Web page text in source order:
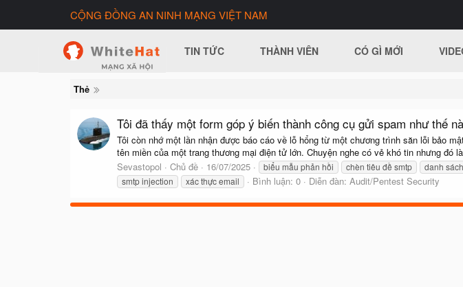
CỘNG ĐỒNG AN NINH MẠNG VIỆT NAM
TIN TỨC THÀNH VIÊN CÓ GÌ MỚI
Thẻ
Tôi đã thấy một form góp ý biến thành công cụ gửi spam như thế
Tôi còn nhớ một lần nhận được báo cáo về lỗ hổng từ một chương trình săn lỗi bảo
tên miền của một trang thương mại điện tử lớn. Chuyện nghe có vẻ khó tin nhưng đó
Sevastopol
Chủ đề 16/07/2025 biểu mẫu phản hồi chèn tiêu đề smtp danh
smtp injection
xác thực email Bình luận: 0 Diễn đàn: Audit/Pentest Security